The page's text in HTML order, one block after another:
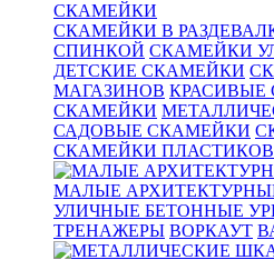
СКАМЕЙКИ
СКАМЕЙКИ В
СПИНКОЙ СКАМЕЙКИ
ДЕТСКИЕ СКАМЕЙКИ
МАГАЗИНОВ КРАСИВЫЕ
СКАМЕЙКИ
САДОВЫЕ СКАМЕЙКИ
СКАМЕЙКИ
МАЛЫЕ
УЛИЧНЫЕ БЕТОННЫЕ
ТРЕНАЖЕРЫ ВОРКАУТ